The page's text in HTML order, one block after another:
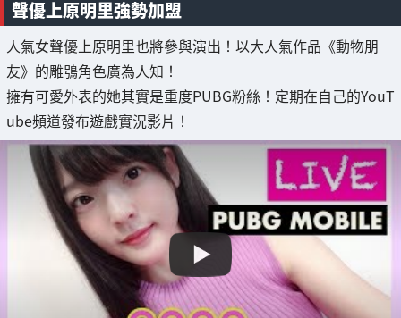
聲優上原明里強勢加盟
人氣女聲優上原明里也將參與演出！以大人氣作品《動物朋
友》的雕鴞角色廣為人知！
擁有可愛外表的她其實是重度PUBG粉絲！定期在自己的YouT
ube頻道發布遊戲實況影片！